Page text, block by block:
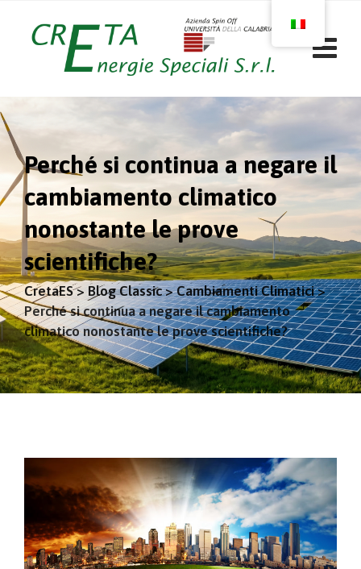
content
Perché si continua a negare il
cambiamento climatico
nonostante le prove
scientifiche?
CretaES> Blog Classic>Cambiamenti Climatici>
Perché si continua a negare il cambiamento
climatico nonostante le prove scientifiche?